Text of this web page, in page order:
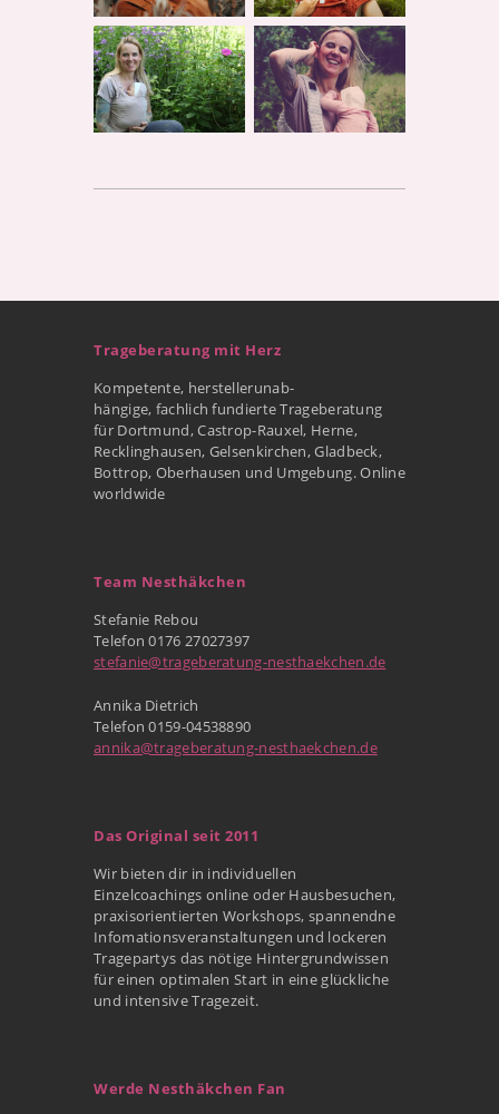
Trageberatung mit Herz
Kompetente, herstellerunab-
hängige, fachlich fundierte Trageberatung
für Dortmund, Castrop-Rauxel, Herne,
Recklinghausen, Gelsenkirchen, Gladbeck,
Bottrop, Oberhausen und Umgebung. Online
worldwide
Team Nesthäkchen
Stefanie Rebou
Telefon 0176 27027397
stefanie@trageberatung-nesthaekchen.de
Annika Dietrich
Telefon 0159-04538890
annika@trageberatung-nesthaekchen.de
Das Original seit 2011
Wir bieten dir in individuellen
Einzelcoachings online oder Hausbesuchen,
praxisorientierten Workshops, spannendne
Infomationsveranstaltungen und lockeren
Tragepartys das nötige Hintergrundwissen
für einen optimalen Start in eine glückliche
und intensive Tragezeit.
Werde Nesthäkchen Fan